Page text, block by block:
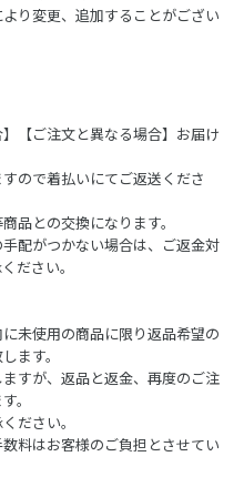
り変更、追加することがござい
【ご注文と異なる場合】お届け
ので着払いにてご返送くださ
品との交換になります。
配がつかない場合は、ご返金対
ださい。
未使用の商品に限り返品希望の
ます。
すが、返品と返金、再度のご注
。
ださい。
料はお客様のご負担とさせてい